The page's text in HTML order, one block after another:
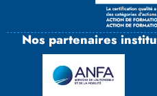
Nos partenaires